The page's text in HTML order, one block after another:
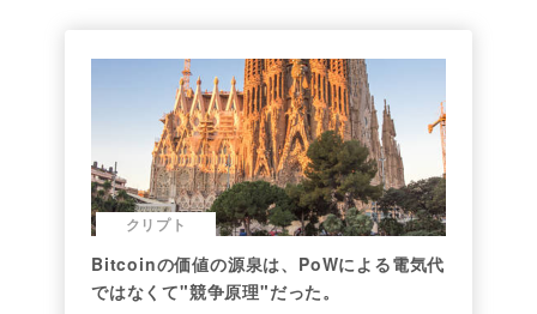
クリプト
Bitcoinの価値の源泉は、PoWによる電気代
ではなくて"競争原理"だった。